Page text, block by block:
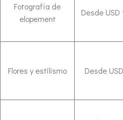
Fotografía de
elopement
Desde
Flores y estilismo Desde